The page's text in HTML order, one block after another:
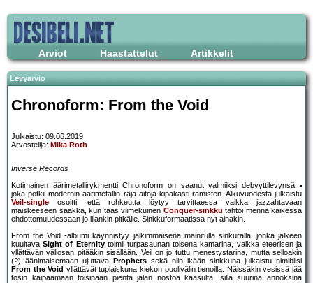
Arviot Haastattelut Artikkelit
Levyarvio
Chronoform: From the Void
Julkaistu: 09.06.2019
Arvostelija: Mika Roth
Inverse Records
Kotimainen äärimetallirykmentti Chronoform on saanut valmiiksi debyyttilevynsä,
joka potkii modernin äärimetallin raja-aitoja kipakasti rämisten. Alkuvuodesta julkaistu
Veil-single osoitti, että rohkeutta löytyy tarvittaessa vaikka jazzahtavaan
mäiskeeseen saakka, kun taas viimekuinen Conquer-sinkku tahtoi mennä kaikessa
ehdottomuudessaan jo liiankin pitkälle. Sinkkuformaatissa nyt ainakin.
From the Void -albumi käynnistyy jälkimmäisenä mainitulla sinkuralla, jonka jälkeen
kuultavaSight of Eternitytoimii turpasaunan toisena kamarina, vaikka eteerisen ja
yllättävän väliosan pitääkin sisällään. Veil on jo tuttu menestystarina, mutta selloakin
(?) äänimaisemaan ujuttava
Prophets sekä niin ikään sinkkuna julkaistu nimibiisi
From the Void yllättävät tuplaiskuna kiekon puolivälin tienoilla. Näissäkin vesissä jää
tosin kaipaamaan toisinaan pientä jalan nostoa kaasulta, sillä suurina annoksina